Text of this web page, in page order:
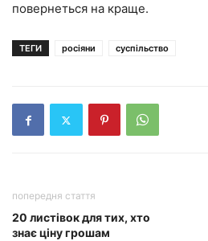
повернеться на краще.
ТЕГИ росіяни суспільство
попередня стаття
20 листівок для тих, хто
знає ціну грошам